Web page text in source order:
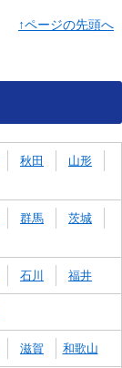
↑ページの先頭へ
秋田
山形
群馬
茨城
石川 福井
滋賀 和歌山